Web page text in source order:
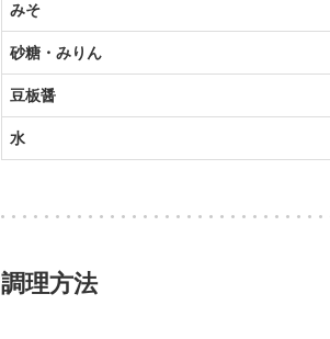
みそ
砂糖・みりん
豆板醤
水
調理方法